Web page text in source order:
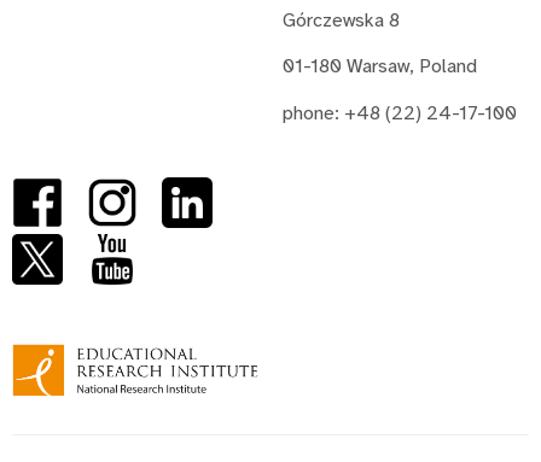
Górczewska 8
01-180 Warsaw, Poland
phone: +48 (22) 24-17-100